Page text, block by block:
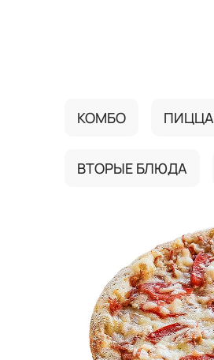
КОМБО ПИЦЦА
ВТОРЫЕ БЛЮДА